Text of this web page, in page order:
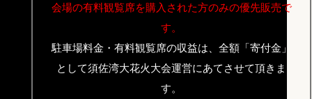
会場の有料観覧席を購入された方のみの優先販売で
す。
駐車場料金・有料観覧席の収益は、全額「寄付金」
として須佐湾大花火大会運営にあてさせて頂きま
す。